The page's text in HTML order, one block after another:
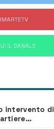
IL CANALE
intervento di